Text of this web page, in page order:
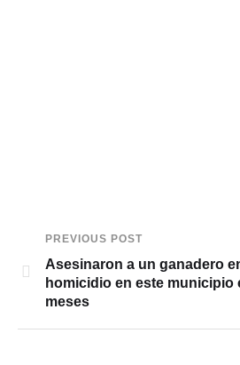
PREVIOUS POST
Asesinaron a un ganadero
homicidio en este municipio
meses